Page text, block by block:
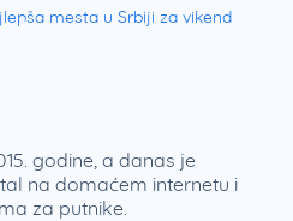
mesta u Srbiji za vikend
godine, a danas je
na domaćem internetu i
za putnike.